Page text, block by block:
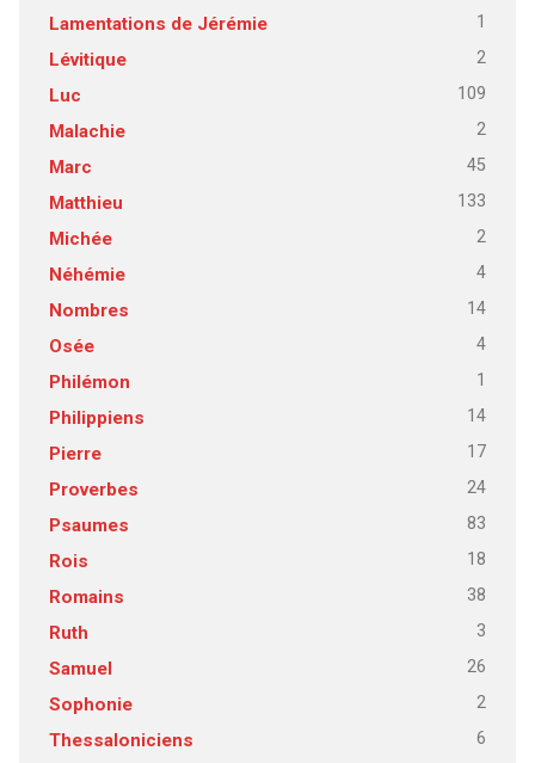
Lamentations de Jérémie 1
Lévitique 2
Luc 109
Malachie 2
Marc 45
Matthieu 133
Michée 2
Néhémie 4
Nombres 14
Osée 4
Philémon 1
Philippiens 14
Pierre 17
Proverbes 24
Psaumes 83
Rois 18
Romains 38
Ruth 3
Samuel 26
Sophonie 2
Thessaloniciens 6